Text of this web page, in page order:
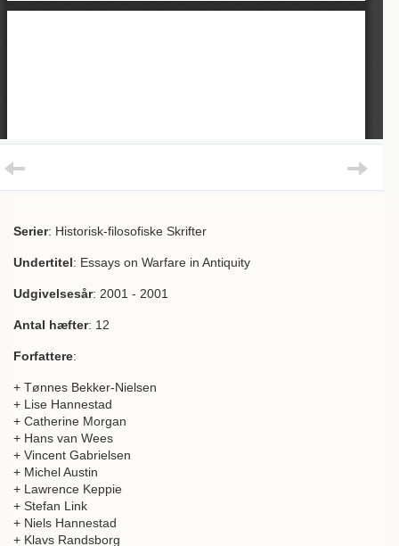
Serier: Historisk-filosofiske Skrifter
Undertitel: Essays on Warfare in Antiquity
Udgivelsesår: 2001 - 2001
Antal hæfter: 12
Forfattere:
+ Tønnes Bekker-Nielsen
+ Lise Hannestad
+ Catherine Morgan
+ Hans van Wees
+ Vincent Gabrielsen
+ Michel Austin
+ Lawrence Keppie
+ Stefan Link
+ Niels Hannestad
+ Klavs Randsborg